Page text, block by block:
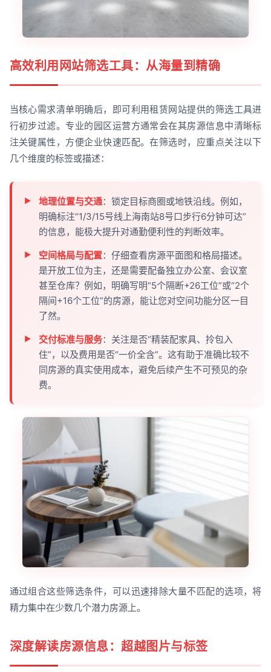
高效利用网站筛选工具：从海量到精确
当核心需求清单明确后，即可利用租赁网站提供的筛选工具进
行初步过滤。专业的园区运营方通常会在其房源信息中清晰标
注关键属性，方便企业快速匹配。在筛选时，应重点关注以下
几个维度的标签或描述：
地理位置与交通：锁定目标商圈或地铁沿线。例如，
明确标注“1/3/15号线上海南站8号口步行6分钟可达”
的信息，能极大提升对通勤便利性的判断效率。
空间格局与配置：仔细查看房源平面图和格局描述。
是开放工位为主，还是需要配备独立办公室、会议室
甚至仓库？例如，明确写明“5个隔断+26工位”或“2个
隔间+16个工位”的房源，能让您对空间功能分区一目
了然。
交付标准与服务：关注是否“精装配家具、拎包入
住”，以及费用是否“一价全含”。这有助于准确比较不
同房源的真实使用成本，避免后续产生不可预见的杂
费。
通过组合这些筛选条件，可以迅速排除大量不匹配的选项，将
精力集中在少数几个潜力房源上。
深度解读房源信息：超越图片与标签